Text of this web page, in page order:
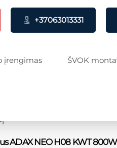
+37063013331
įrengimas ŠVOK
ADAX NEO H08 KWT